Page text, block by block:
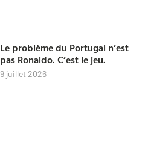
Le problème du Portugal n’est
pas Ronaldo. C’est le jeu.
9 juillet 2026